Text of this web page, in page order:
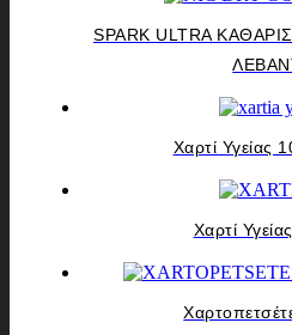
SPARK ULTRA
Χαρτί Υγείας
Χαρτί